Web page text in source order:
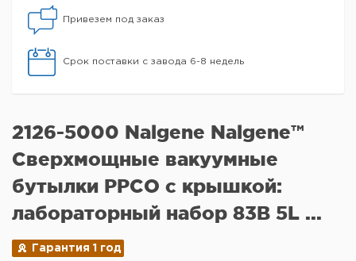
Привезем под заказ
Срок поставки с завода 6-8 недель
2126-5000 Nalgene Nalgene™
Сверхмощные вакуумные
бутылки PPCO с крышкой:
лабораторный набор 83B 5L ...
Гарантия 1 год